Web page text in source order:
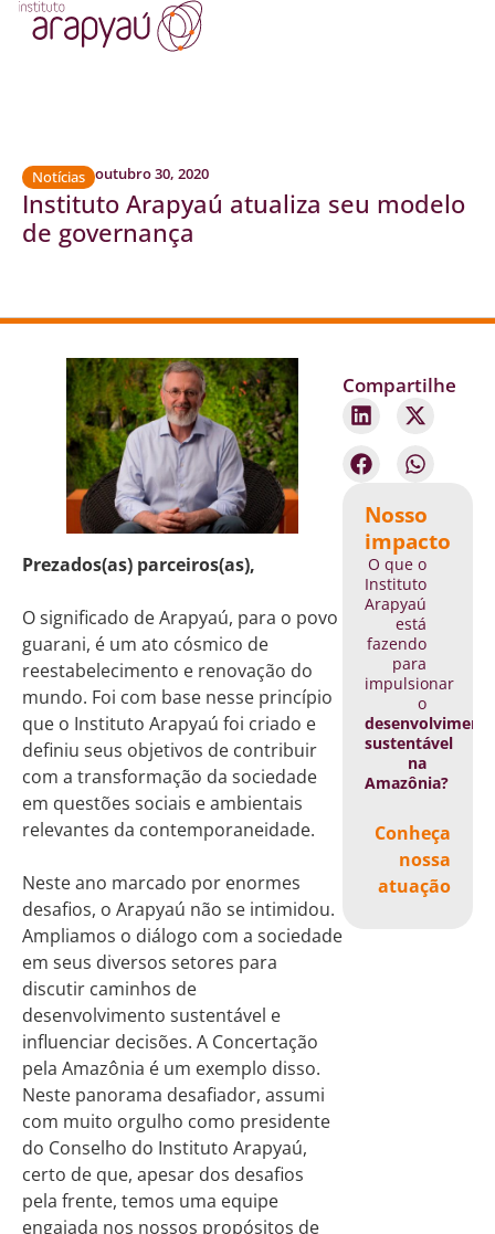
Notícias outubro 30, 2020
Instituto Arapyaú atualiza seu modelo
de governança
Compartilhe
Nosso
impacto
O que o
Instituto
Arapyaú
está
fazendo
para
impulsionar
o
sustentável
na
Amazônia?
Conheça
nossa
atuação
Prezados(as) parceiros(as),
O significado de Arapyaú, para o povo
guarani, é um ato cósmico de
reestabelecimento e renovação do
mundo. Foi com base nesse princípio
que o Instituto Arapyaú foi criado e
definiu seus objetivos de contribuir
com a transformação da sociedade
em questões sociais e ambientais
relevantes da contemporaneidade.
Neste ano marcado por enormes
desafios, o Arapyaú não se intimidou.
Ampliamos o diálogo com a sociedade
em seus diversos setores para
discutir caminhos de
desenvolvimento sustentável e
influenciar decisões. A Concertação
pela Amazônia é um exemplo disso.
Neste panorama desafiador, assumi
com muito orgulho como presidente
do Conselho do Instituto Arapyaú,
certo de que, apesar dos desafios
pela frente, temos uma equipe
engajada nos nossos propósitos de